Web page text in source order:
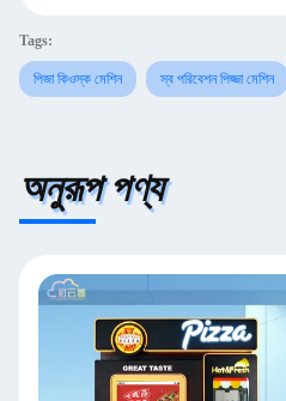
Tags:
পিজা কিওস্ক মেশিন স্ব পরিবেশন পিজ্জা মেশিন
অনুরূপ পণ্য